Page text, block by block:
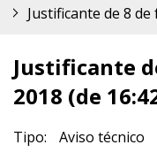
Justificante de 8 de
Justificante
2018 (de
Tipo:
Aviso técnico